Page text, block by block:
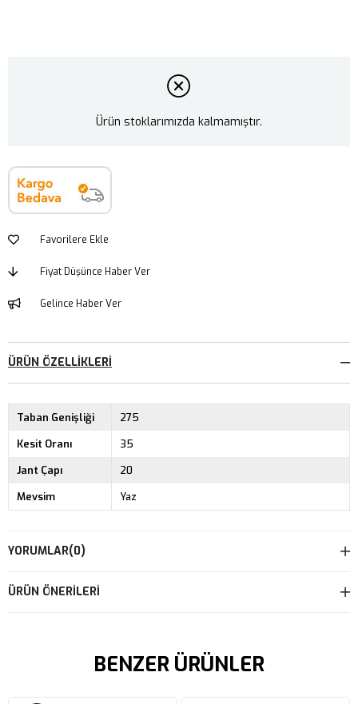
Ürün stoklarımızda kalmamıştır.
Favorilere Ekle
Fiyat Düşünce Haber Ver
Gelince Haber Ver
ÜRÜN ÖZELLIKLERI
Taban Genişliği
275
Kesit Oranı
35
Jant Çapı
20
Mevsim
Yaz
YORUMLAR(0)
ÜRÜN ÖNERILERI
BENZER ÜRÜNLER